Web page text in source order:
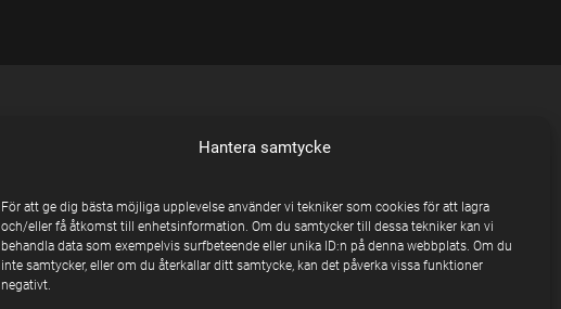
Hantera samtycke
För att ge dig bästa möjliga upplevelse använder vi tekniker som cookies för att lagra
och/eller få åtkomst till enhetsinformation. Om du samtycker till dessa tekniker kan vi
behandla data som exempelvis surfbeteende eller unika ID:n på denna webbplats. Om du
inte samtycker, eller om du återkallar ditt samtycke, kan det påverka vissa funktioner
negativt.